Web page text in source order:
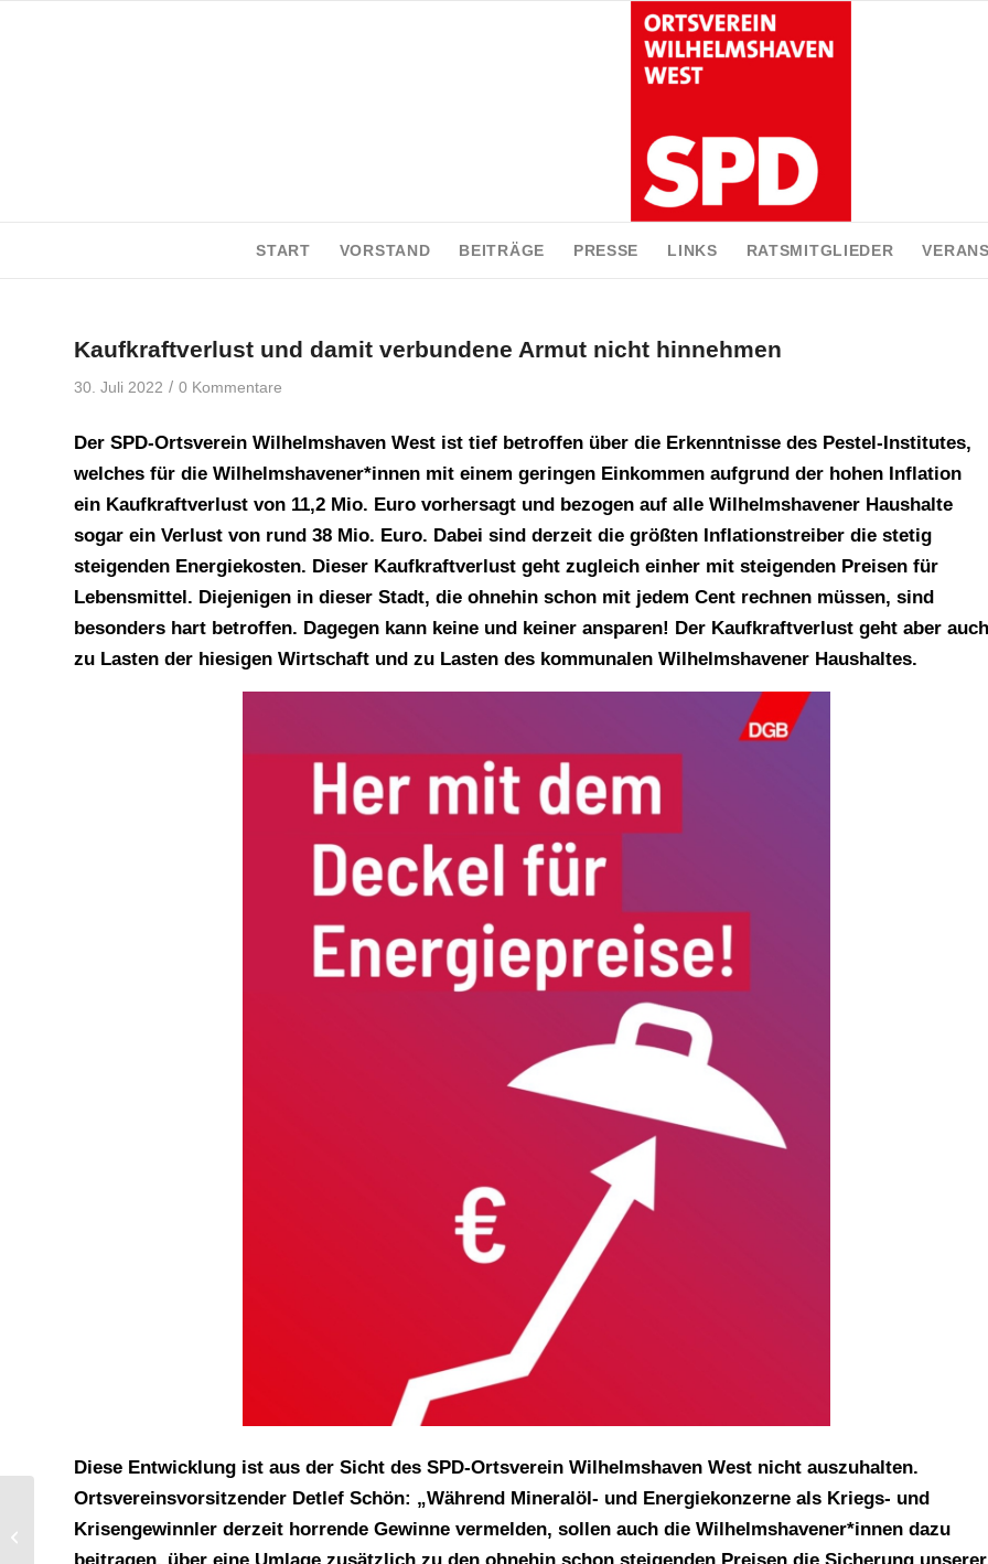
START VORSTAND BEITRÄGE PRESSE LINKS RATSMITGLIEDER
Kaufkraftverlust und damit verbundene Armut nicht hinnehmen
30. Juli 2022 / 0 Kommentare
Der SPD-Ortsverein Wilhelmshaven West ist tief betroffen über die Erkenntnisse des Pestel-Institutes,
welches für die Wilhelmshavener*innen mit einem geringen Einkommen aufgrund der hohen Inflation
ein Kaufkraftverlust von 11,2 Mio. Euro vorhersagt und bezogen auf alle Wilhelmshavener Haushalte
sogar ein Verlust von rund 38 Mio. Euro. Dabei sind derzeit die größten Inflationstreiber die stetig
steigenden Energiekosten. Dieser Kaufkraftverlust geht zugleich einher mit steigenden Preisen für
Lebensmittel. Diejenigen in dieser Stadt, die ohnehin schon mit jedem Cent rechnen müssen, sind
besonders hart betroffen. Dagegen kann keine und keiner ansparen! Der Kaufkraftverlust geht aber auch
zu Lasten der hiesigen Wirtschaft und zu Lasten des kommunalen Wilhelmshavener Haushaltes.
Diese Entwicklung ist aus der Sicht des SPD-Ortsverein Wilhelmshaven West nicht auszuhalten.
Ortsvereinsvorsitzender Detlef Schön: „Während Mineralöl- und Energiekonzerne als Kriegs- und
Krisengewinnler derzeit horrende Gewinne vermelden, sollen auch die Wilhelmshavener*innen dazu
beitragen, über eine Umlage zusätzlich zu den ohnehin schon steigenden Preisen die Sicherung unserer
Antikriegstag 2022